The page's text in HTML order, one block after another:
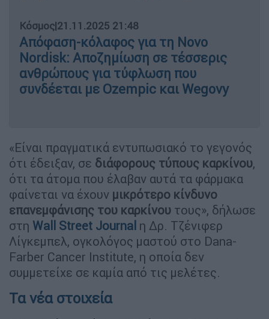
Κόσμος|21.11.2025 21:48
Απόφαση-κόλαφος για τη Novo
Nordisk: Αποζημίωση σε τέσσερις
ανθρώπους για τύφλωση που
συνδέεται με Ozempic και Wegovy
«Είναι πραγματικά εντυπωσιακό το γεγονός
ότι έδειξαν, σε διάφορους τύπους καρκίνου,
ότι τα άτομα που έλαβαν αυτά τα φάρμακα
φαίνεται να έχουν μικρότερο κίνδυνο
επανεμφάνισης του καρκίνου τους», δήλωσε
στη Wall Street Journal η Δρ. Τζένιφερ
Λίγκεμπελ, ογκολόγος μαστού στο Dana-
Farber Cancer Institute, η οποία δεν
συμμετείχε σε καμία από τις μελέτες.
Τα νέα στοιχεία